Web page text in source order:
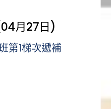
月27日)
第1梯次遞補